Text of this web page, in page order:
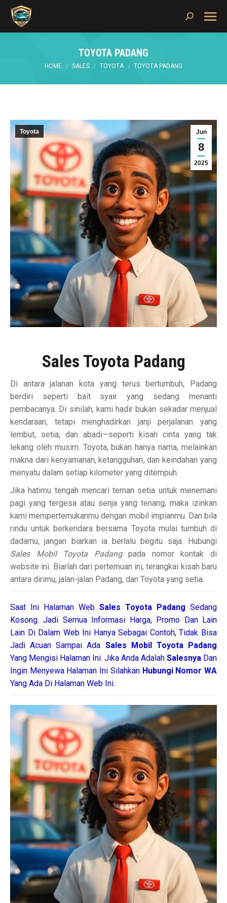
Search:
TOYOTA PADANG
You are here:
HOME SALES TOYOTA TOYOTA PADANG
Jun
8
2025
Toyota
Sales Toyota Padang
Di antara jalanan kota yang terus bertumbuh, Padang
berdiri seperti bait syair yang sedang menanti
pembacanya. Di sinilah, kami hadir bukan sekadar menjual
kendaraan, tetapi menghadirkan janji perjalanan yang
lembut, setia, dan abadi—seperti kisah cinta yang tak
lekang oleh musim. Toyota, bukan hanya nama, melainkan
makna dari kenyamanan, ketangguhan, dan keindahan yang
menyatu dalam setiap kilometer yang ditempuh.
Jika hatimu tengah mencari teman setia untuk menemani
pagi yang tergesa atau senja yang tenang, maka izinkan
kami mempertemukanmu dengan mobil impianmu. Dan bila
rindu untuk berkendara bersama Toyota mulai tumbuh di
dadamu, jangan biarkan ia berlalu begitu saja. Hubungi
Sales Mobil Toyota Padangpada nomor kontak di
website ini. Biarlah dari pertemuan ini, terangkai kisah baru
antara dirimu, jalan-jalan Padang, dan Toyota yang setia.
Saat Ini Halaman Web Sales Toyota Padang Sedang
Kosong. Jadi Semua Informasi Harga, Promo Dan Lain
Lain Di Dalam Web Ini Hanya Sebagai Contoh, Tidak Bisa
Jadi Acuan Sampai Ada Sales Mobil Toyota Padang
Yang Mengisi Halaman Ini. Jika Anda Adalah Salesnya Dan
Ingin Menyewa Halaman Ini Silahkan Hubungi Nomor WA
Yang Ada Di Halaman Web Ini.